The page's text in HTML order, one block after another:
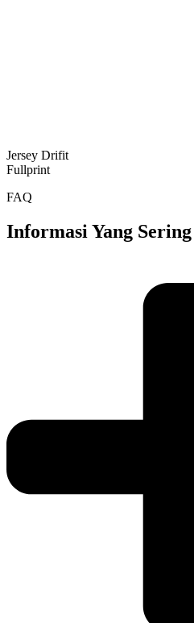
Jersey Drifit
Fullprint
FAQ
Informasi Yang